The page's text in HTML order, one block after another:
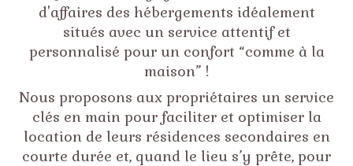
d'affaires des hébergements idéalement
situés avec un service attentif et
personnalisé pour un confort “comme à la
maison” !
Nous proposons aux propriétaires un service
clés en main pour faciliter et optimiser la
location de leurs résidences secondaires en
courte durée et, quand le lieu s’y prête, pour